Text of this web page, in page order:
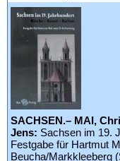
SACHSEN.– MAI,
Jens: Sachsen im 19.
Festgabe für Hartmut
Beucha/Markkleeberg